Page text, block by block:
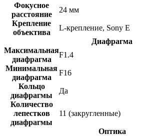
Фокусное
расстояние
24 мм
Крепление
объектива
L-крепление, Sony E
Диафрагма
Максимальная
диафрагма
F1.4
Минимальная
диафрагма
F16
Кольцо
диафрагмы
Да
Количество
лепестков
диафрагмы
11 (закругленные)
Оптика